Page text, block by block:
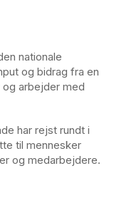
nationale
og bidrag fra en
arbejder med
har rejst rundt i
til mennesker
og medarbejdere.